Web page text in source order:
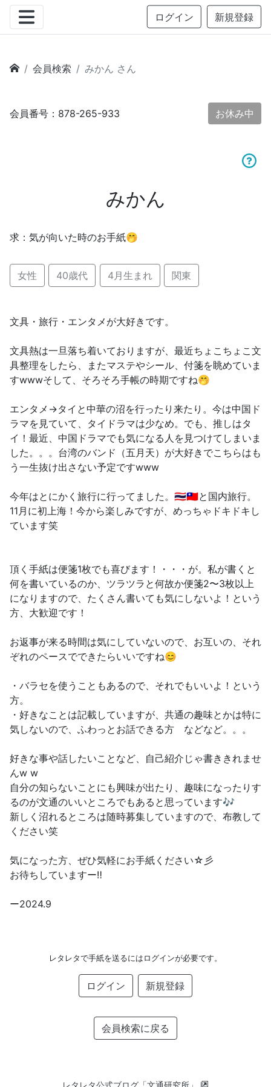
ログイン 新規登録
会員検索 みかん さん
会員番号：878-265-933 お休み中
みかん
求：気が向いた時のお手紙🤭
女性 40歳代 4月生まれ 関東
文具・旅行・エンタメが大好きです。
文具熱は一旦落ち着いておりますが、最近ちょこちょこ文
具整理をしたら、またマステやシール、付箋を眺めていま
すwwwそして、そろそろ手帳の時期ですね🤭
エンタメ→タイと中華の沼を行ったり来たり。今は中国ド
ラマを見ていて、タイドラマは少なめ。でも、推しはタ
イ！最近、中国ドラマでも気になる人を見つけてしまいま
した。。。台湾のバンド（五月天）が大好きでこちらはも
う一生抜け出さない予定ですwww
今年はとにかく旅行に行ってました。🇹🇭🇹🇼と国内旅行。
11月に初上海！今から楽しみですが、めっちゃドキドキし
ています笑
頂く手紙は便箋1枚でも喜びます！・・・が。私が書くと
何を書いているのか、ツラツラと何故か便箋2〜3枚以上
になりますので、たくさん書いても気にしないよ！という
方、大歓迎です！
お返事が来る時間は気にしていないので、お互いの、それ
ぞれのペースでできたらいいですね😊
・バラセを使うこともあるので、それでもいいよ！という
方。
・好きなことは記載していますが、共通の趣味とかは特に
気しないので、ふわっとお話できる方 などなど。。。
好きな事や話したいことなど、自己紹介じゃ書ききれませ
んw w
自分の知らないことにも興味が出たり、趣味になったりす
るのが文通のいいところでもあると思っています🎶
新しく沼れるところは随時募集していますので、布教して
ください笑
気になった方、ぜひ気軽にお手紙ください☆彡
お待ちしていますー‼︎
ー2024.9
レタレタで手紙を送るにはログインが必要です。
ログイン 新規登録
会員検索に戻る
レタレタ公式ブログ「文通研究所」